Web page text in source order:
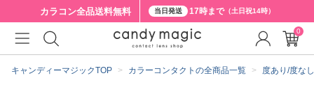
カラコン全品送料無料 当日発送 17時まで（土日祝14時）
キャンディーマジックTOP カラーコンタクトの全商品一覧 度あり/度な
0
クーポン詳細